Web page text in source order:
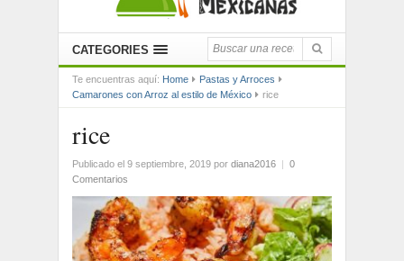
CATEGORIES
Te encuentras aquí: Home
Pastas y Arroces
Camarones con Arroz al estilo de México
rice
rice
Publicado el 9 septiembre, 2019 por diana2016 | 0
Comentarios